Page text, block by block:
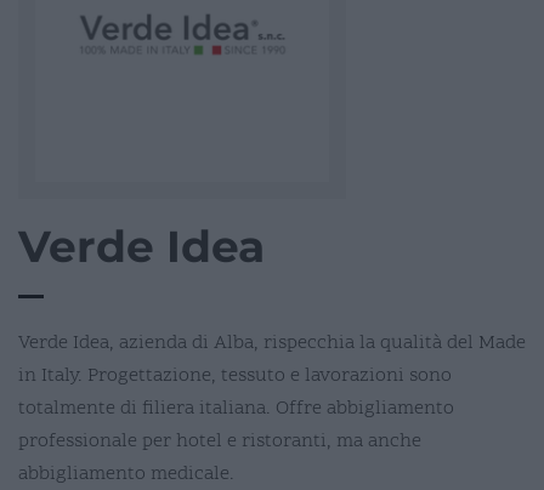
Verde Idea
Verde Idea, azienda di Alba, rispecchia la qualità del Made
in Italy. Progettazione, tessuto e lavorazioni sono
totalmente di filiera italiana. Offre abbigliamento
professionale per hotel e ristoranti, ma anche
abbigliamento medicale.